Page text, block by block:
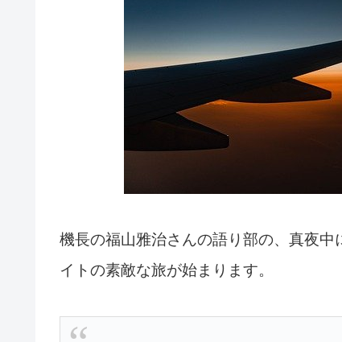
機長の福山雅治さんの語り部の、真夜
イトの素敵な旅が始まります。